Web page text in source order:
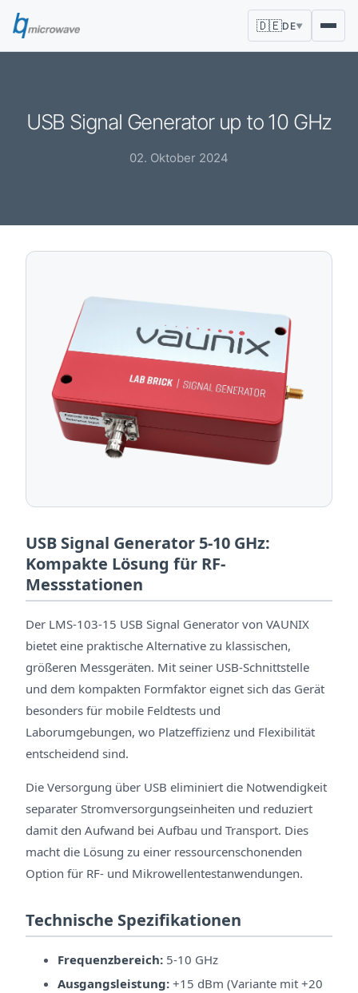
🇩🇪DE▼
USB Signal Generator up to 10 GHz
02. Oktober 2024
USB Signal Generator 5-10 GHz:
Kompakte Lösung für RF-
Messstationen
Der LMS-103-15 USB Signal Generator von VAUNIX
bietet eine praktische Alternative zu klassischen,
größeren Messgeräten. Mit seiner USB-Schnittstelle
und dem kompakten Formfaktor eignet sich das Gerät
besonders für mobile Feldtests und
Laborumgebungen, wo Platzeffizienz und Flexibilität
entscheidend sind.
Die Versorgung über USB eliminiert die Notwendigkeit
separater Stromversorgungseinheiten und reduziert
damit den Aufwand bei Aufbau und Transport. Dies
macht die Lösung zu einer ressourcenschonenden
Option für RF- und Mikrowellentestanwendungen.
Technische Spezifikationen
Frequenzbereich: 5-10 GHz
Ausgangsleistung: +15 dBm (Variante mit +20